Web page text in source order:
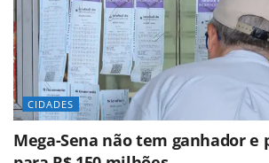
CIDADES
Mega-Sena não tem ganhador e